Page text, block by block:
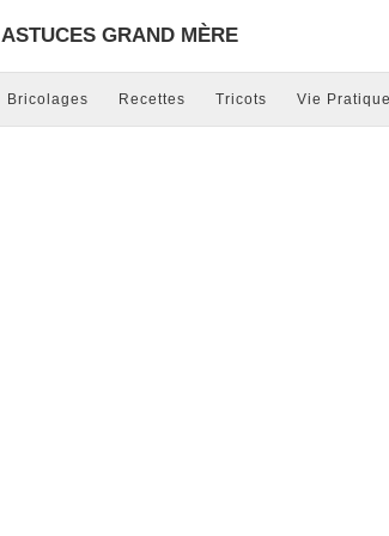
ASTUCES GRAND MÈRE
Bricolages Recettes Tricots Vie Pratique